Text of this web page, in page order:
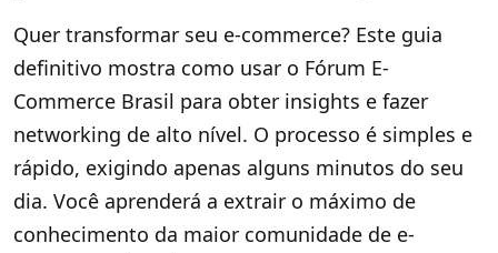
Quer transformar seu e-commerce? Este guia
definitivo mostra como usar o Fórum E-
Commerce Brasil para obter insights e fazer
networking de alto nível. O processo é simples e
rápido, exigindo apenas alguns minutos do seu
dia. Você aprenderá a extrair o máximo de
conhecimento da maior comunidade de e-